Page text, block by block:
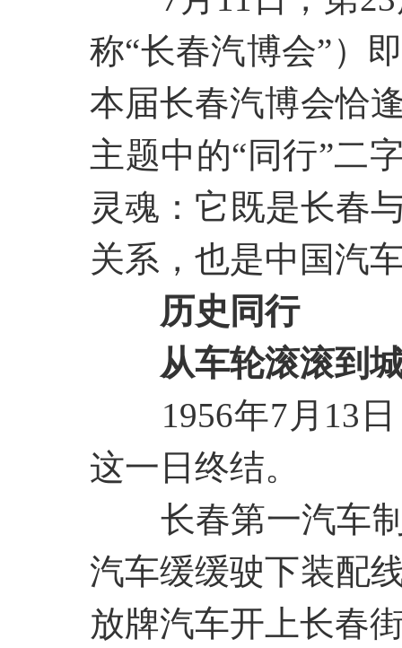
称“长春汽博会”）
本届长春汽博会恰
主题中的“同行”二
灵魂：它既是长春
关系，也是中国汽
历史同行
从车轮滚滚到
1956年7月13
这一日终结。
长春第一汽车
汽车缓缓驶下装配
放牌汽车开上长春